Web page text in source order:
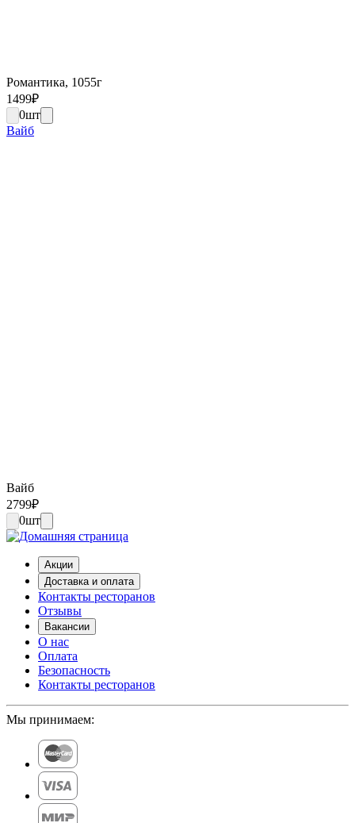
Романтика, 1055г
1499₽
0шт
Вайб
Вайб
2799₽
0шт
Акции
Доставка и оплата
Контакты ресторанов
Отзывы
Вакансии
О нас
Оплата
Безопасность
Контакты ресторанов
Мы принимаем: